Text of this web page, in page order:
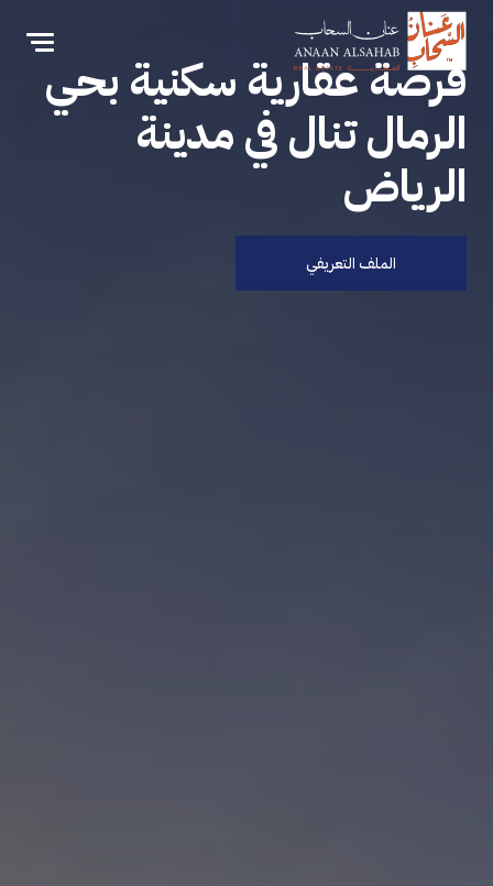
فرصة عقارية سكنية بحي
الرمال تنال في مدينة
الرياض
الملف التعريفي